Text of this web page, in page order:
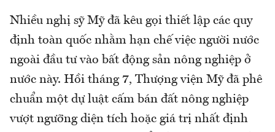
Nhiều nghị sỹ Mỹ đã kêu gọi thiết lập các quy
định toàn quốc nhằm hạn chế việc người nước
ngoài đầu tư vào bất động sản nông nghiệp ở
nước này. Hồi tháng 7, Thượng viện Mỹ đã phê
chuẩn một dự luật cấm bán đất nông nghiệp
vượt ngưỡng diện tích hoặc giá trị nhất định